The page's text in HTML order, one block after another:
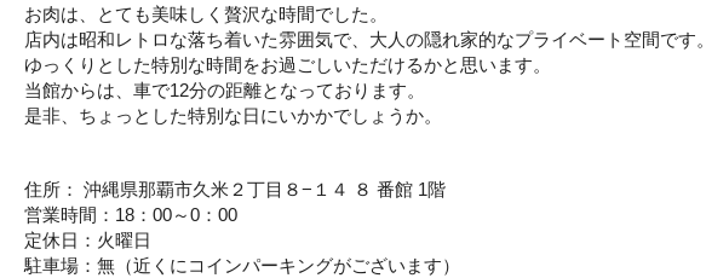
お肉は、とても美味しく贅沢な時間でした。
店内は昭和レトロな落ち着いた雰囲気で、大人の隠れ家的なプライベート空間です。
ゆっくりとした特別な時間をお過ごしいただけるかと思います。
当館からは、車で12分の距離となっております。
是非、ちょっとした特別な日にいかかでしょうか。
住所： 沖縄県那覇市久米２丁目８−１４ ８ 番館 1階
営業時間：18：00～0：00
定休日：火曜日
駐車場：無（近くにコインパーキングがございます）